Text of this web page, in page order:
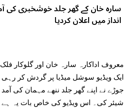
سارہ خان کے گھر جلد خوشخبری کی
انداز میں اعلان کردیا
معروف اداکارہ سارہ خان اور گلوکار
ایک ویڈیو سوشل میڈیا پر گردش کر
جوڑے نے اپنے گھر جلد ننھے مہمان کی
شیئر کی۔ اس ویڈیو کی خاص بات یہ ہے